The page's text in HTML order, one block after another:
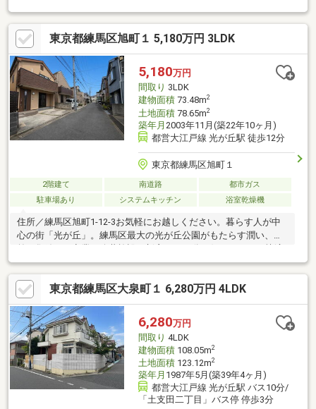
1月】バルコニー防水・玄関カバー断熱改修工事【2024年12月】
トイレ交換【2024年3月】畳交換【2023年10月】キッチン交換
【2023年3月】襖張替 等※原則として建物の建築・増築・改築不
可。建築審査会の同意を得て建築基準法43条2項2号の許可を受け
た場合は可能■ ご希望の住まい探しをお手伝いします
━━━━━・・・物件の詳細・ご相談はお気軽にお問い合わせく
ださい。
東京都練馬区旭町１ 5,180万円 3LDK
5,180万円
間取り 3LDK
建物面積73.48m2
土地面積78.65m2
築年月 2003年11月(築22年10ヶ月)
都営大江戸線 光が丘駅 徒歩12分
東京都練馬区旭町１
2階建て 南道路
都市ガス
駐車場あり
システムキッチン 浴室乾燥機
住所／練馬区旭町1-12-3お気軽にお越しください。暮らす人が中
心の街「光が丘」。練馬区最大の光が丘公園がもたらす潤い、駅
に暮らすためのあらゆる要素がぎゅっと詰まった街です。
東京都練馬区大泉町１ 6,280万円 4LDK
6,280万円
間取り 4LDK
建物面積108.05m2
土地面積123.12m2
築年月 1987年5月(築39年4ヶ月)
都営大江戸線 光が丘駅 バス10分/
「土支田二丁目」バス停 停歩3分